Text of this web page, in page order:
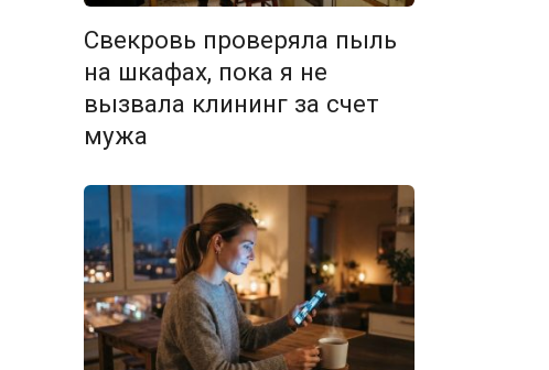
Свекровь проверяла пыль
на шкафах, пока я не
вызвала клининг за счет
мужа